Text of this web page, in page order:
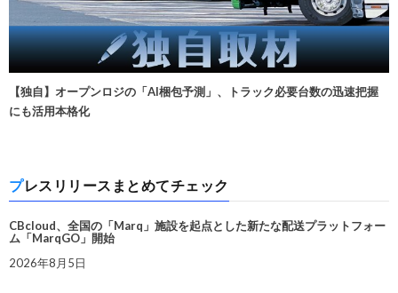
【独自】オープンロジの「AI梱包予測」、トラック必要台数の迅速把握
にも活用本格化
プレスリリースまとめてチェック
CBcloud、全国の「Marq」施設を起点とした新たな配送プラットフォー
ム「MarqGO」開始
2026年8月5日